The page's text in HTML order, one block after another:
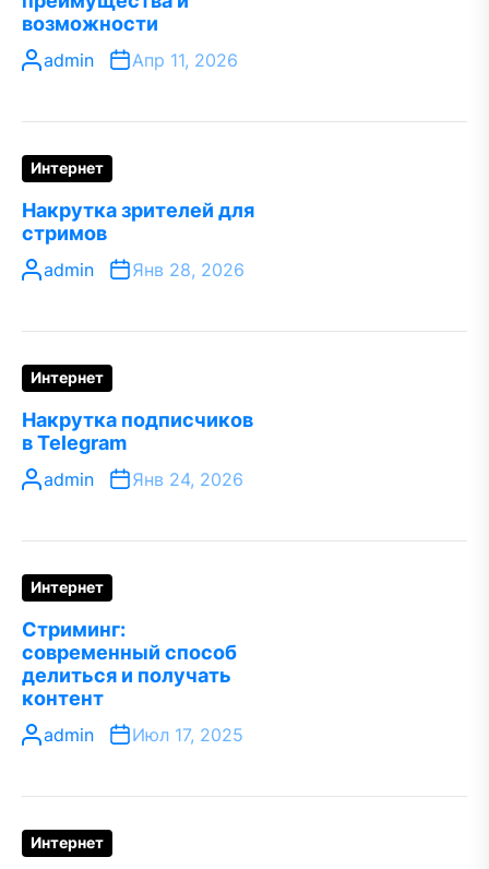
возможности
admin Апр 11, 2026
Интернет
Накрутка зрителей для
стримов
admin Янв 28, 2026
Интернет
Накрутка подписчиков
в Telegram
admin Янв 24, 2026
Интернет
Стриминг:
современный способ
делиться и получать
контент
admin Июл 17, 2025
Интернет